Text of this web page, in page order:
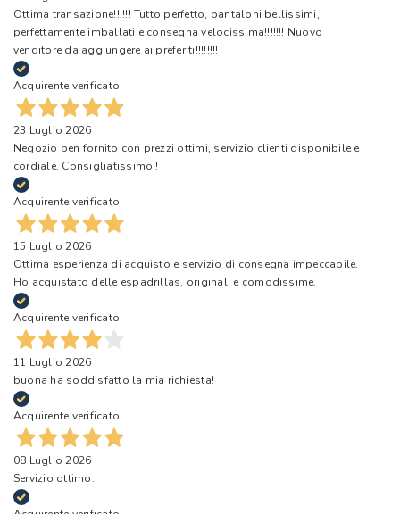
Ottima transazione!!!!!! Tutto perfetto, pantaloni bellissimi,
perfettamente imballati e consegna velocissima!!!!!!! Nuovo
venditore da aggiungere ai preferiti!!!!!!!!
Acquirente verificato
23 Luglio 2026
Negozio ben fornito con prezzi ottimi, servizio clienti disponibile e
cordiale. Consigliatissimo !
Acquirente verificato
15 Luglio 2026
Ottima esperienza di acquisto e servizio di consegna impeccabile.
Ho acquistato delle espadrillas, originali e comodissime.
Acquirente verificato
11 Luglio 2026
buona ha soddisfatto la mia richiesta!
Acquirente verificato
08 Luglio 2026
Servizio ottimo.